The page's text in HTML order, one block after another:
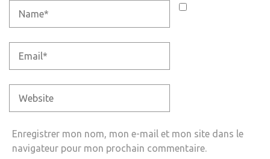
Enregistrer mon nom, mon e-mail et mon site dans le
navigateur pour mon prochain commentaire.